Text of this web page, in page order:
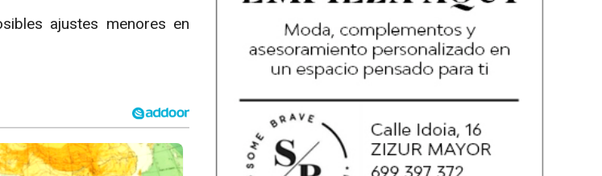
ajustes menores en